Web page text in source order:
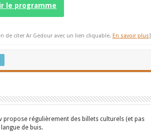
le programme
citer Ar Gedour avec un lien cliquable. En savoir plus]
propose régulièrement des billets culturels (et pas
de buis.